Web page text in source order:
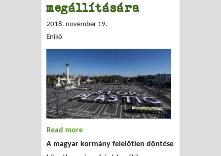
megállítására
2018. november 19.
Enikő
Read more
műanyagszennyezés megállítására
A magyar kormány felelőtlen döntése